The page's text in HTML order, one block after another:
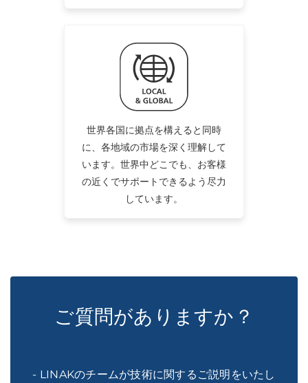
世界各国に拠点を構えると同時
に、各地域の市場を深く理解して
います。世界中どこでも、お客様
の近くでサポートできるよう尽力
しています。
ご質問がありますか？
- LINAKのチームが技術に関するご説明をいたし